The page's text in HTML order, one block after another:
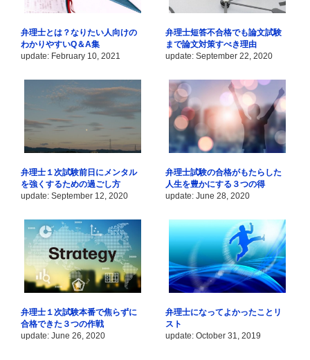
弁理士とは？なりたい人向けの
わかりやすいQ＆A集
update: February 10, 2021
弁理士短答不合格でも論文試験
まで論文対策すべき理由
update: September 22, 2020
弁理士１次試験前日にメンタル
を強くするための過ごし方
update: September 12, 2020
弁理士試験の合格がもたらした
人生を豊かにする３つの得
update: June 28, 2020
弁理士１次試験本番で焦らずに
合格できた３つの作戦
update: June 26, 2020
弁理士になってよかったことリ
スト
update: October 31, 2019